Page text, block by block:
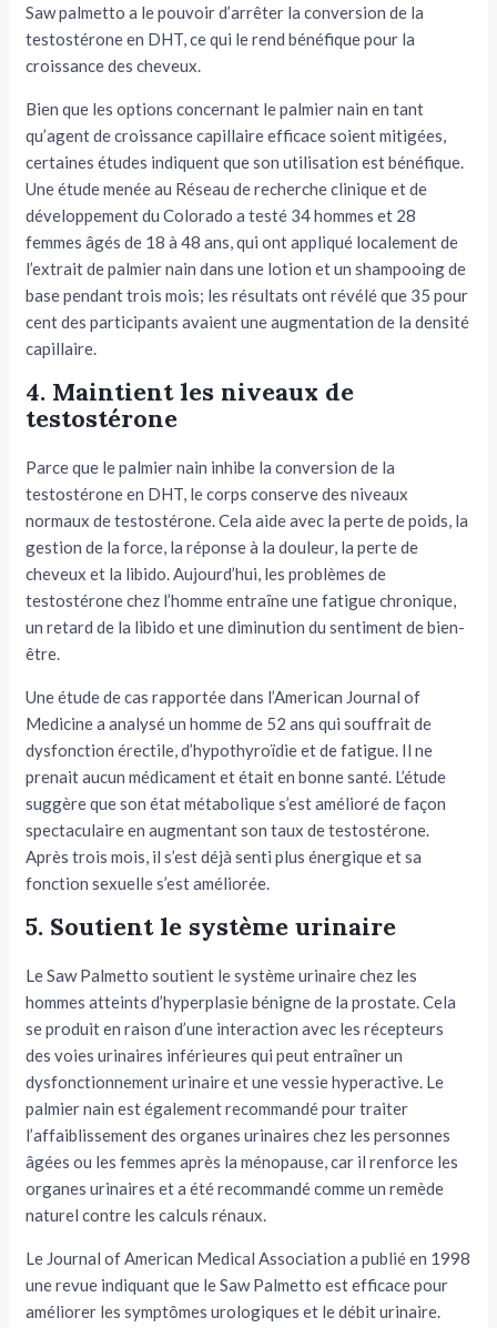
Saw palmetto a le pouvoir d’arrêter la conversion de la
testostérone en DHT, ce qui le rend bénéfique pour la
croissance des cheveux.
Bien que les options concernant le palmier nain en tant
qu’agent de croissance capillaire efficace soient mitigées,
certaines études indiquent que son utilisation est bénéfique.
Une étude menée au Réseau de recherche clinique et de
développement du Colorado a testé 34 hommes et 28
femmes âgés de 18 à 48 ans, qui ont appliqué localement de
l’extrait de palmier nain dans une lotion et un shampooing de
base pendant trois mois; les résultats ont révélé que 35 pour
cent des participants avaient une augmentation de la densité
capillaire.
4. Maintient les niveaux de
testostérone
Parce que le palmier nain inhibe la conversion de la
testostérone en DHT, le corps conserve des niveaux
normaux de testostérone. Cela aide avec la perte de poids, la
gestion de la force, la réponse à la douleur, la perte de
cheveux et la libido. Aujourd’hui, les problèmes de
testostérone chez l’homme entraîne une fatigue chronique,
un retard de la libido et une diminution du sentiment de bien-
être.
Une étude de cas rapportée dans l’American Journal of
Medicine a analysé un homme de 52 ans qui souffrait de
dysfonction érectile, d’hypothyroïdie et de fatigue. Il ne
prenait aucun médicament et était en bonne santé. L’étude
suggère que son état métabolique s’est amélioré de façon
spectaculaire en augmentant son taux de testostérone.
Après trois mois, il s’est déjà senti plus énergique et sa
fonction sexuelle s’est améliorée.
5. Soutient le système urinaire
Le Saw Palmetto soutient le système urinaire chez les
hommes atteints d’hyperplasie bénigne de la prostate. Cela
se produit en raison d’une interaction avec les récepteurs
des voies urinaires inférieures qui peut entraîner un
dysfonctionnement urinaire et une vessie hyperactive. Le
palmier nain est également recommandé pour traiter
l’affaiblissement des organes urinaires chez les personnes
âgées ou les femmes après la ménopause, car il renforce les
organes urinaires et a été recommandé comme un remède
naturel contre les calculs rénaux.
Le Journal of American Medical Association a publié en 1998
une revue indiquant que le Saw Palmetto est efficace pour
améliorer les symptômes urologiques et le débit urinaire.